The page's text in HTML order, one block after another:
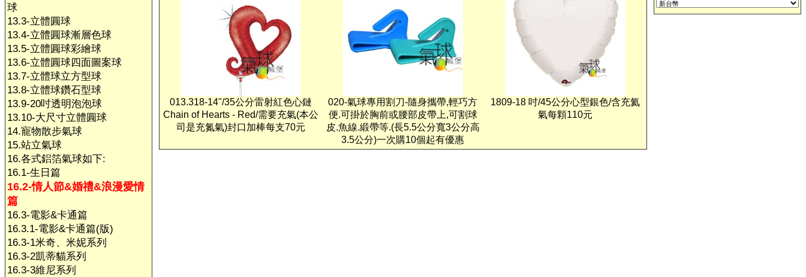
球
13.3-立體圓球
13.4-立體圓球漸層色球
13.5-立體圓球彩繪球
13.6-立體圓球四面圖案球
13.7-立體球立方型球
13.8-立體球鑽石型球
13.9-20吋透明泡泡球
13.10-大尺寸立體圓球
14.寵物散步氣球
15.站立氣球
16.各式鋁箔氣球如下:
16.1-生日篇
16.2-情人節&婚禮&浪漫愛情
篇
16.3-電影&卡通篇
16.3.1-電影&卡通篇(版)
16.3-1米奇、米妮系列
16.3-2凱蒂貓系列
16.3-3維尼系列
013.318-14"/35公分雷射紅色心鏈
Chain of Hearts - Red/需要充氣(本公
司是充氮氣)封口加棒每支70元
020-氣球專用割刀-隨身攜帶,輕巧方
便.可掛於胸前或腰部皮帶上,可割球
皮.魚線.緞帶等.(長5.5公分寬3公分高
3.5公分)一次購10個起有優惠
1809-18 吋/45公分心型銀色/含充氦
氣每顆110元